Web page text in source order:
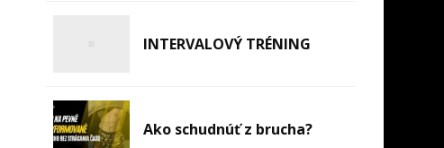
INTERVALOVÝ TRÉNING
Ako schudnúť z brucha?